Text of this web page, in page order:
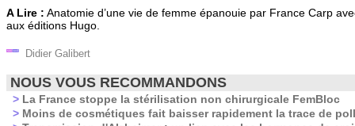
A Lire : Anatomie d’une vie de femme épanouie par France Carp
aux éditions Hugo.
Didier Galibert
NOUS VOUS RECOMMANDONS
> La France stoppe la stérilisation non chirurgicale FemBloc
> Moins de cosmétiques fait baisser rapidement la trace de